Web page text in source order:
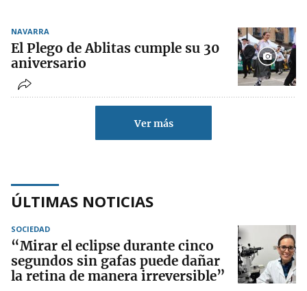
NAVARRA
El Plego de Ablitas cumple su 30
aniversario
Ver más
ÚLTIMAS NOTICIAS
SOCIEDAD
“Mirar el eclipse durante cinco
segundos sin gafas puede dañar
la retina de manera irreversible”